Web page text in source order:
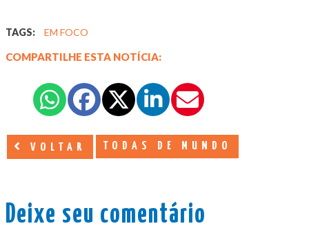
TAGS: EM FOCO
COMPARTILHE ESTA NOTÍCIA:
VOLTAR TODAS DE MUNDO
Deixe seu comentário